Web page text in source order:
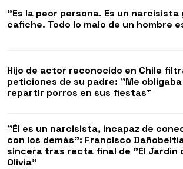
"Es la peor persona. Es un narcisista
cafiche. Todo lo malo de un hombre
Hijo de actor reconocido en Chile
peticiones de su padre: "Me
repartir porros en sus fiestas"
"Él es un narcisista, incapaz de
con los demás": Francisco
sincera tras recta final de "El Jardín
Olivia"